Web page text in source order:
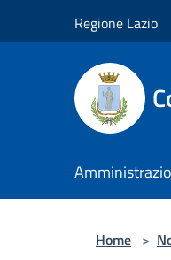
Regione Lazio
Home >